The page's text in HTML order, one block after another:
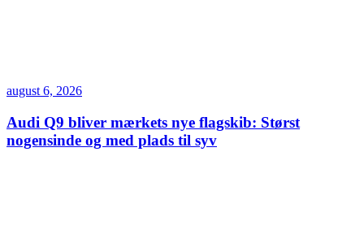
august 6, 2026
Audi Q9 bliver mærkets nye flagskib: Størst
nogensinde og med plads til syv